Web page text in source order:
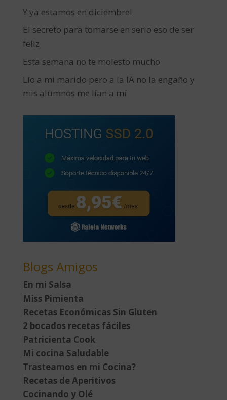
Y ya estamos en diciembre!
El secreto para tomarse en serio eso de ser
feliz
Esta semana no te molesto mucho
Lío a mi marido pero a la IA no la engaño y
mis alumnos me lían a mí
Blogs Amigos
En mi Salsa
Miss Pimienta
Recetas Económicas Sin Gluten
2 bocados recetas fáciles
Patricienta Cook
Mi cocina Saludable
Trasteamos en mi Cocina?
Recetas de Aperitivos
Cocinando y Olé